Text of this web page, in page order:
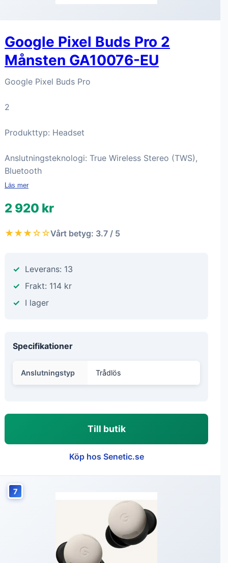
Google Pixel Buds Pro 2
Månsten GA10076-EU
Google Pixel Buds Pro
2
Produkttyp: Headset
Anslutningsteknologi: True Wireless Stereo (TWS),
Bluetooth
Läs mer
2 920 kr
★★★☆☆Vårt betyg: 3.7 / 5
Leverans: 13
Frakt: 114 kr
I lager
Specifikationer
Anslutningstyp Trådlös
Till butik
Köp hos Senetic.se
7